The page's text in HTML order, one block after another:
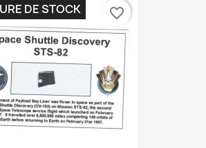
DE STOCK favorite_border